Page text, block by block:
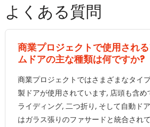
よくある質問
商業プロジェクトで使用され
ムドアの主な種類は何ですか?
商業プロジェクトではさまざまなタイ
製ドアが使用されています, 店頭も含め
ライディング, 二つ折り, そして自動ド
はガラス張りのファサードと統合され